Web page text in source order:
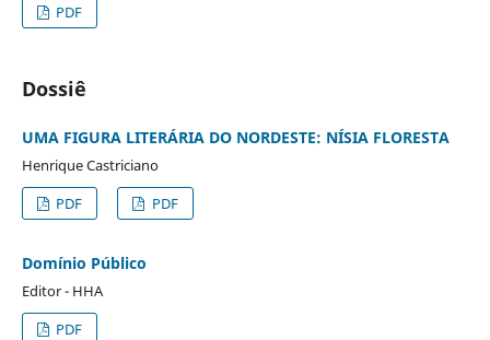
PDF
Dossiê
UMA FIGURA LITERÁRIA DO NORDESTE: NÍSIA FLORESTA
Henrique Castriciano
PDF
PDF
Domínio Público
Editor - HHA
PDF